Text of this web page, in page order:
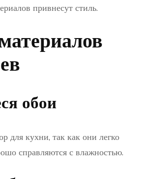
привнесут стиль.
обои
для кухни, так как они легко
справляются с влажностью.